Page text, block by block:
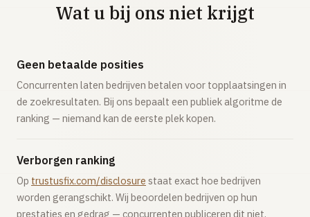
Wat u bij ons niet krijgt
Geen betaalde posities
Concurrenten laten bedrijven betalen voor topplaatsingen in
de zoekresultaten. Bij ons bepaalt een publiek algoritme de
ranking — niemand kan de eerste plek kopen.
Verborgen ranking
Op trustusfix.com/disclosure staat exact hoe bedrijven
worden gerangschikt. Wij beoordelen bedrijven op hun
prestaties en gedrag — concurrenten publiceren dit niet.